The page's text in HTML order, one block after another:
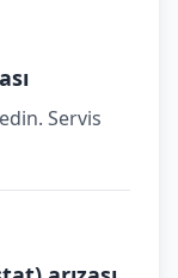
Servis